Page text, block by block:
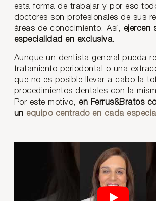
esta forma de trabajar y por eso
doctores son profesionales de sus
áreas de conocimiento. Así, ejercen
especialidad en exclusiva.
Aunque un dentista general pueda
tratamiento periodontal o una
que no es posible llevar a cabo la
procedimientos dentales con la
Por este motivo, en Ferrus&Bratos
un equipo centrado en cada